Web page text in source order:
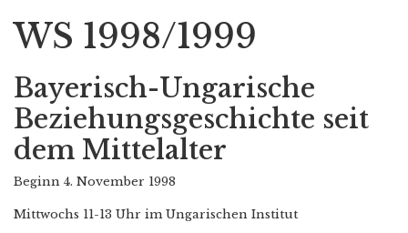
WS 1998/1999
Bayerisch-Ungarische
Beziehungsgeschichte seit
dem Mittelalter
Beginn 4. November 1998
Mittwochs 11-13 Uhr im Ungarischen Institut